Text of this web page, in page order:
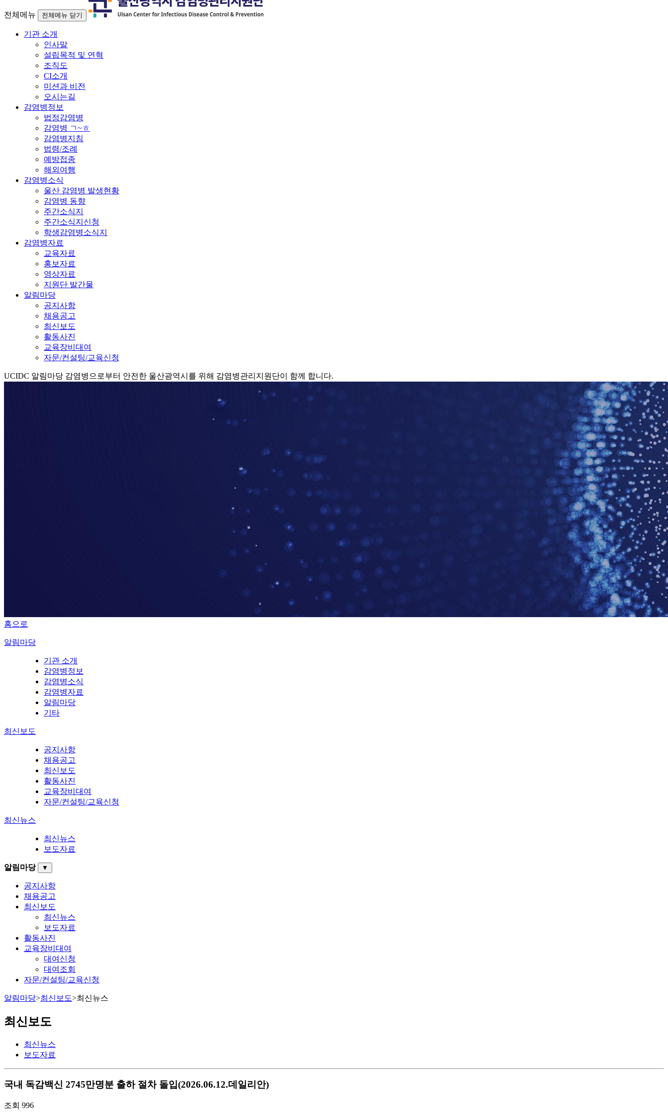
전체메뉴 전체메뉴 닫기
기관 소개
인사말
설립목적 및 연혁
조직도
CI소개
미션과 비전
오시는길
감염병정보
법정감염병
감염병 ㄱ~ㅎ
감염병지침
법령/조례
예방접종
해외여행
감염병소식
울산 감염병 발생현황
감염병 동향
주간소식지
주간소식지신청
학생감염병소식지
감염병자료
교육자료
홍보자료
영상자료
지원단 발간물
알림마당
공지사항
채용공고
최신보도
활동사진
교육장비대여
자문/컨설팅/교육신청
UCIDC 알림마당 감염병으로부터 안전한 울산광역시를 위해 감염병관리지원단이 함께 합니다.
홈으로
알림마당
기관 소개
감염병정보
감염병소식
감염병자료
알림마당
기타
최신보도
공지사항
채용공고
최신보도
활동사진
교육장비대여
자문/컨설팅/교육신청
최신뉴스
최신뉴스
보도자료
알림마당 ▼
공지사항
채용공고
최신보도
최신뉴스
보도자료
활동사진
교육장비대여
대여신청
대여조회
자문/컨설팅/교육신청
알림마당>최신보도>최신뉴스
최신보도
최신뉴스
보도자료
국내 독감백신 2745만명분 출하 절차 돌입(2026.06.12.데일리안)
조회 996